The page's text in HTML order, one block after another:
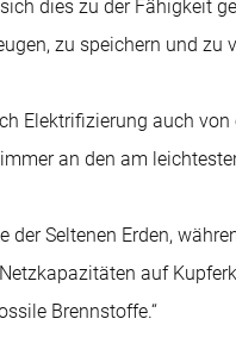
dies zu der Fähigkeit
zu speichern und zu
Elektrifizierung auch
an den am
der Seltenen Erden,
auf
Brennstoffe.“